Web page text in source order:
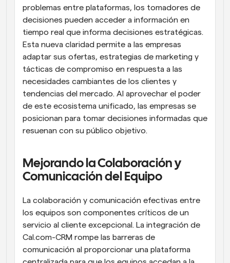
problemas entre plataformas, los tomadores de
decisiones pueden acceder a información en
tiempo real que informa decisiones estratégicas.
Esta nueva claridad permite a las empresas
adaptar sus ofertas, estrategias de marketing y
tácticas de compromiso en respuesta a las
necesidades cambiantes de los clientes y
tendencias del mercado. Al aprovechar el poder
de este ecosistema unificado, las empresas se
posicionan para tomar decisiones informadas que
resuenan con su público objetivo.
Mejorando la Colaboración y
Comunicación del Equipo
La colaboración y comunicación efectivas entre
los equipos son componentes críticos de un
servicio al cliente excepcional. La integración de
Cal.com-CRM rompe las barreras de
comunicación al proporcionar una plataforma